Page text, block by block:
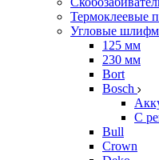
Термоклеевые
Угловые
125 мм
230 мм
Bort
Bosch
С
Bull
Crown